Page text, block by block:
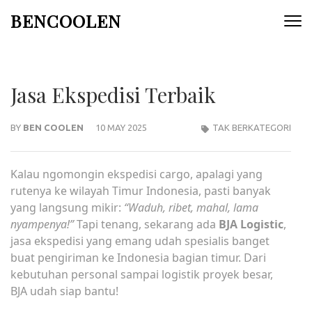
BENCOOLEN
Jasa Ekspedisi Terbaik
BY BEN COOLEN 10 MAY 2025 TAK BERKATEGORI
Kalau ngomongin ekspedisi cargo, apalagi yang
rutenya ke wilayah Timur Indonesia, pasti banyak
yang langsung mikir: “Waduh, ribet, mahal, lama
nyampenya!”Tapi tenang, sekarang ada BJA Logistic,
jasa ekspedisi yang emang udah spesialis banget
buat pengiriman ke Indonesia bagian timur. Dari
kebutuhan personal sampai logistik proyek besar,
BJA udah siap bantu!